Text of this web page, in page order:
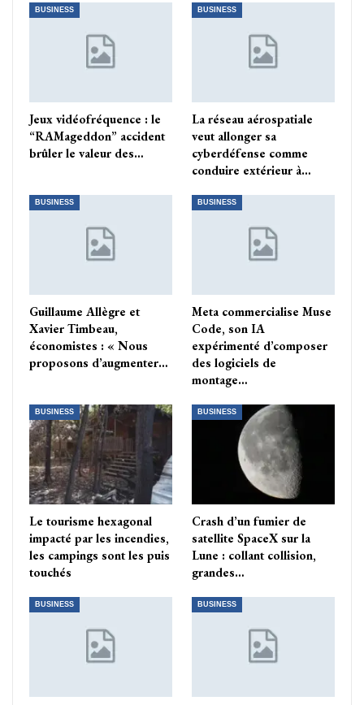
BUSINESS
Jeux vidéofréquence : le
“RAMageddon” accident
brûler le valeur des…
BUSINESS
La réseau aérospatiale
veut allonger sa
cyberdéfense comme
conduire extérieur à…
BUSINESS
Guillaume Allègre et
Xavier Timbeau,
économistes : « Nous
proposons d’augmenter…
BUSINESS
Meta commercialise Muse
Code, son IA
expérimenté d’composer
des logiciels de
montage…
BUSINESS
Le tourisme hexagonal
impacté par les incendies,
les campings sont les puis
touchés
BUSINESS
Crash d’un fumier de
satellite SpaceX sur la
Lune : collant collision,
grandes…
BUSINESS BUSINESS